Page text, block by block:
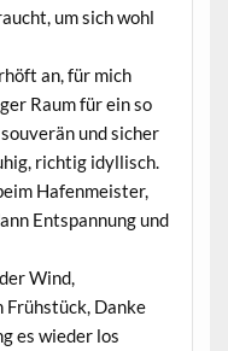
um sich wohl
an, für mich
Raum für ein so
und sicher
richtig idyllisch.
Hafenmeister,
Entspannung und
Wind,
Frühstück, Danke
es wieder los